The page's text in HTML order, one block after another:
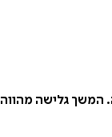
המשך גלישה מהווה